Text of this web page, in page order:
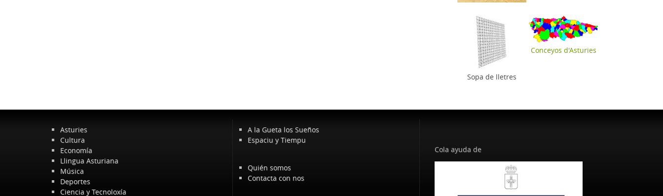
Sopa de lletres
Conceyos d'Asturies
Asturies
Cultura
Economía
Llingua Asturiana
Música
Deportes
Ciencia y Tecnoloxía
A la Gueta los Sueños
Espaciu y Tiempu
Quién somos
Contacta con nos
Cola ayuda de